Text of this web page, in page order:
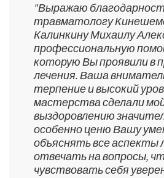
"Выражаю
травматологу
Калинкину Михаилу
профессиональную
которую Вы проявили в
лечения. Ваша
терпение и высокий
мастерства сделали
выздоровлению
особенно ценю Вашу
объяснять все аспекты
отвечать на вопросы,
чувствовать себя